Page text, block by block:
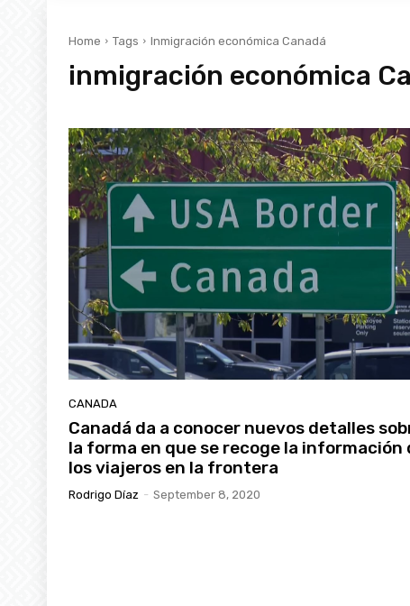
Home Tags Inmigración económica Canadá
inmigración económica
CANADA
Canadá da a conocer nuevos detalles
la forma en que se recoge la información
los viajeros en la frontera
Rodrigo Díaz - September 8, 2020